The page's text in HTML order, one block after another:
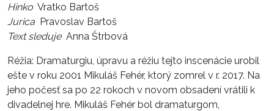
Hinko Vratko Bartoš
Jurica Pravoslav Bartoš
Text sledujeAnna Štrbová
Réžia: Dramaturgiu, úpravu a réžiu tejto inscenácie urobil
ešte v roku 2001 Mikuláš Fehér, ktorý zomrel v r. 2017. Na
jeho počesť sa po 22 rokoch v novom obsadení vrátili k
divadelnej hre. Mikuláš Fehér bol dramaturgom,